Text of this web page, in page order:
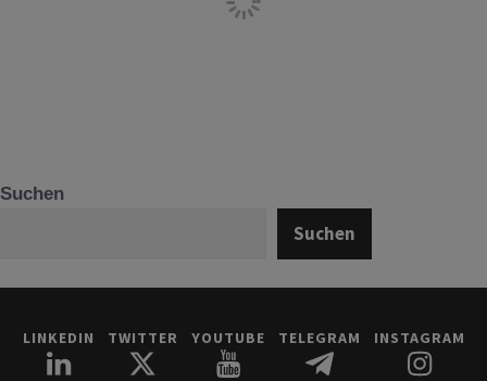
Suchen
Suchen
LINKEDIN TWITTER YOUTUBE TELEGRAM INSTAGRAM